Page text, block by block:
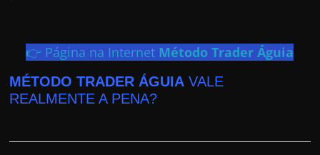
e
t
M
👉 Página na Internet Método Trader Águia
MÉTODO TRADER ÁGUIA VALE
REALMENTE A PENA?